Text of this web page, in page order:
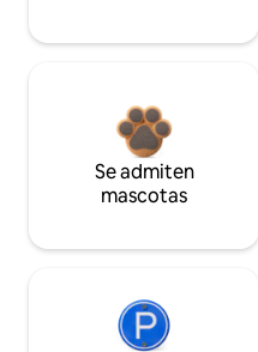
Se admiten
mascotas